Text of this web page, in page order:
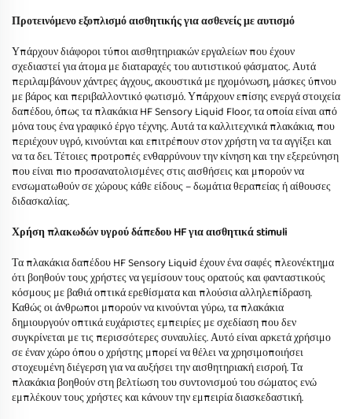
Προτεινόμενο εξοπλισμό αισθητικής για ασθενείς με αυτισμό
Υπάρχουν διάφοροι τύποι αισθητηριακών εργαλείων που έχουν
σχεδιαστεί για άτομα με διαταραχές του αυτιστικού φάσματος. Αυτά
περιλαμβάνουν χάντρες άγχους, ακουστικά με ηχομόνωση, μάσκες ύπνου
με βάρος και περιβαλλοντικό φωτισμό. Υπάρχουν επίσης ενεργά στοιχεία
δαπέδου, όπως τα πλακάκια HF Sensory Liquid Floor, τα οποία είναι από
μόνα τους ένα γραφικό έργο τέχνης. Αυτά τα καλλιτεχνικά πλακάκια, που
περιέχουν υγρό, κινούνται και επιτρέπουν στον χρήστη να τα αγγίξει και
να τα δει. Τέτοιες προτροπές ενθαρρύνουν την κίνηση και την εξερεύνηση
που είναι πιο προσανατολισμένες στις αισθήσεις και μπορούν να
ενσωματωθούν σε χώρους κάθε είδους – δωμάτια θεραπείας ή αίθουσες
διδασκαλίας.
Χρήση πλακωδών υγρού δάπεδου HF για αισθητικά stimuli
Τα πλακάκια δαπέδου HF Sensory Liquid έχουν ένα σαφές πλεονέκτημα
ότι βοηθούν τους χρήστες να γεμίσουν τους ορατούς και φανταστικούς
κόσμους με βαθιά οπτικά ερεθίσματα και πλούσια αλληλεπίδραση.
Καθώς οι άνθρωποι μπορούν να κινούνται γύρω, τα πλακάκια
δημιουργούν οπτικά ευχάριστες εμπειρίες με σχεδίαση που δεν
συγκρίνεται με τις περισσότερες συναυλίες. Αυτό είναι αρκετά χρήσιμο
σε έναν χώρο όπου ο χρήστης μπορεί να θέλει να χρησιμοποιήσει
στοχευμένη διέγερση για να αυξήσει την αισθητηριακή εισροή. Τα
πλακάκια βοηθούν στη βελτίωση του συντονισμού του σώματος ενώ
εμπλέκουν τους χρήστες και κάνουν την εμπειρία διασκεδαστική.